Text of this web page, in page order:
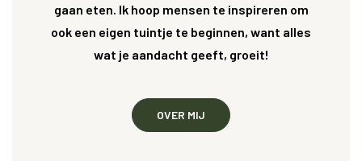
gaan eten. Ik hoop mensen te inspireren om
ook een eigen tuintje te beginnen, want alles
wat je aandacht geeft, groeit!
OVER MIJ